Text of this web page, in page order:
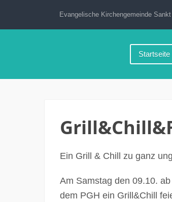
springen
Evangelische Kirchengemeinde
Startseite
Ein Grill & Chill zu ganz
Am Samstag den 09.10.
dem PGH ein Grill&Chill